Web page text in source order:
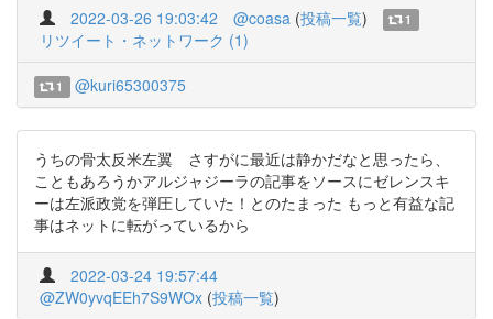
2022-03-26 19:03:42 @coasa (投稿一覧) 1
リツイート・ネットワーク (1)
1 @kuri65300375
うちの骨太反米左翼 さすがに最近は静かだなと思ったら、
こともあろうかアルジャジーラの記事をソースにゼレンスキ
ーは左派政党を弾圧していた！とのたまった もっと有益な記
事はネットに転がっているから
2022-03-24 19:57:44
@ZW0yvqEEh7S9WOx (投稿一覧)